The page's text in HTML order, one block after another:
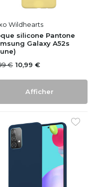
Wildhearts
silicone Pantone
Galaxy A52s
€ 10,99 €
Afficher